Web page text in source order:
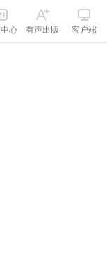
心 有声出版 客户端